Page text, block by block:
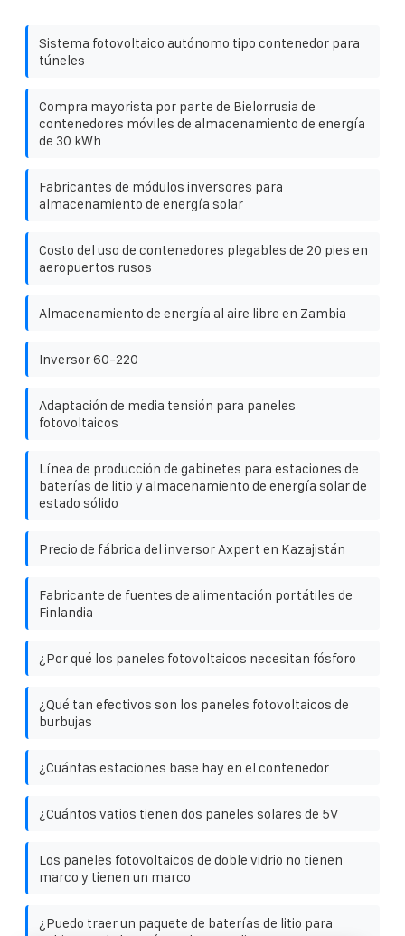
Sistema fotovoltaico autónomo tipo contenedor para
túneles
Compra mayorista por parte de Bielorrusia de
contenedores móviles de almacenamiento de energía
de 30 kWh
Fabricantes de módulos inversores para
almacenamiento de energía solar
Costo del uso de contenedores plegables de 20 pies en
aeropuertos rusos
Almacenamiento de energía al aire libre en Zambia
Inversor 60-220
Adaptación de media tensión para paneles
fotovoltaicos
Línea de producción de gabinetes para estaciones de
baterías de litio y almacenamiento de energía solar de
estado sólido
Precio de fábrica del inversor Axpert en Kazajistán
Fabricante de fuentes de alimentación portátiles de
Finlandia
¿Por qué los paneles fotovoltaicos necesitan fósforo
¿Qué tan efectivos son los paneles fotovoltaicos de
burbujas
¿Cuántas estaciones base hay en el contenedor
¿Cuántos vatios tienen dos paneles solares de 5V
Los paneles fotovoltaicos de doble vidrio no tienen
marco y tienen un marco
¿Puedo traer un paquete de baterías de litio para